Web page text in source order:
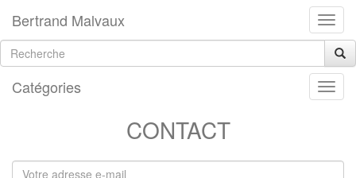
Bertrand Malvaux
Catégories
CONTACT